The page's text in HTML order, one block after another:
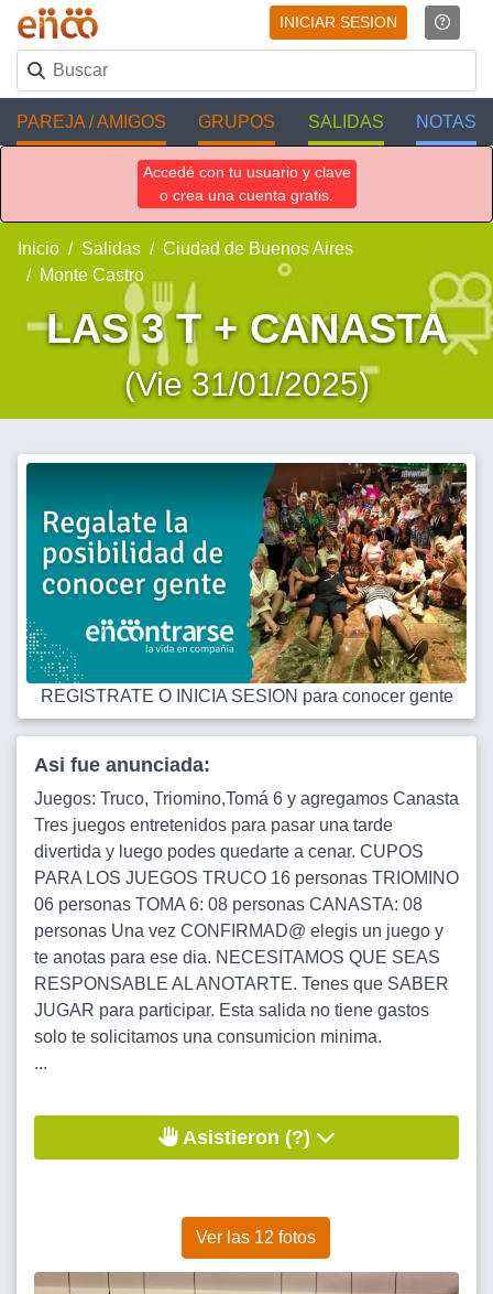
INICIAR SESION
PAREJA / AMIGOS GRUPOS SALIDAS NOTAS
Accedé con tu usuario y clave
o crea una cuenta gratis.
Inicio Salidas
Ciudad de Buenos Aires
Monte Castro
LAS 3 T + CANASTA
(Vie 31/01/2025)
REGISTRATE O INICIA SESION para conocer gente
Asi fue anunciada:
Juegos: Truco, Triomino,Tomá 6 y agregamos Canasta
Tres juegos entretenidos para pasar una tarde
divertida y luego podes quedarte a cenar. CUPOS
PARA LOS JUEGOS TRUCO 16 personas TRIOMINO
06 personas TOMA 6: 08 personas CANASTA: 08
personas Una vez CONFIRMAD@ elegis un juego y
te anotas para ese dia. NECESITAMOS QUE SEAS
RESPONSABLE AL ANOTARTE. Tenes que SABER
JUGAR para participar. Esta salida no tiene gastos
solo te solicitamos una consumicion minima.
...
Asistieron (?)
Ver las 12 fotos